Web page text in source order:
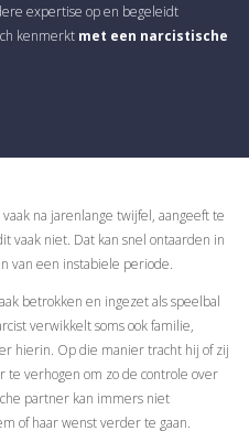
expertise op en begeleidt
kenmerkt met een narcistische
na jarenlange twijfel, aangeeft te
vaak niet. Dat kan snel ontaarden in
van een instabiele periode.
betrokken en ingezet als speelbal
verwikkelt soms ook familie,
hierin. Op die manier tracht hij of zij
verhogen om zo de controle over
partner kan immers niet
of haar wenst verder te gaan.